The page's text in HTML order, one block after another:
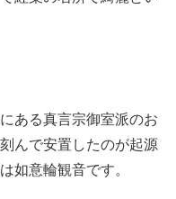
ある真言宗御室派のお
んで安置したのが起源
如意輪観音です。